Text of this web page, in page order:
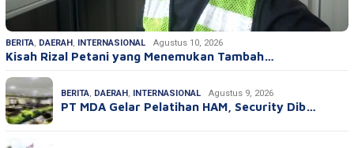
BERITA, DAERAH , INTERNASIONAL Agustus 10, 2026
Kisah Rizal Petani yang Menemukan Tambah…
BERITA, DAERAH , INTERNASIONAL Agustus 9, 2026
PT MDA Gelar Pelatihan HAM, Security Dib…